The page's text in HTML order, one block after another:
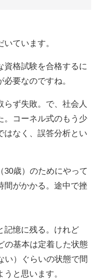
ています。
資格試験を合格するに
要なのですね。
ず失敗。で、社会人
。コーネル式のもう少
はなく、誤答分析とい
歳）のためにやって
間がかかる。途中で挫
憶に残る。けれど
の基本は定着した状態
い）ぐらいの状態で間
と思います。